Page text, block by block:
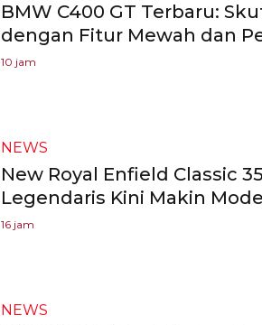
BMW C400 GT Terbaru:
dengan Fitur Mewah dan
10 jam
NEWS
New Royal Enfield Classic
Legendaris Kini Makin
16 jam
NEWS